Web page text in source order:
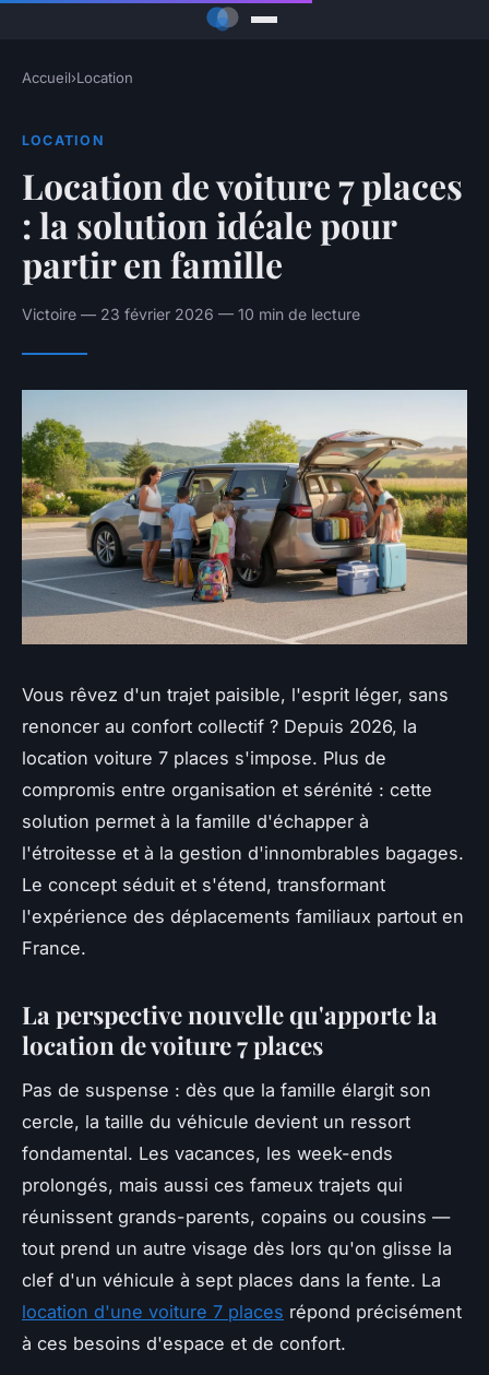
Accueil›Location
LOCATION
Location de voiture 7 places
: la solution idéale pour
partir en famille
Victoire — 23 février 2026 — 10 min de lecture
Vous rêvez d'un trajet paisible, l'esprit léger, sans
renoncer au confort collectif ? Depuis 2026, la
location voiture 7 places s'impose. Plus de
compromis entre organisation et sérénité : cette
solution permet à la famille d'échapper à
l'étroitesse et à la gestion d'innombrables bagages.
Le concept séduit et s'étend, transformant
l'expérience des déplacements familiaux partout en
France.
La perspective nouvelle qu'apporte la
location de voiture 7 places
Pas de suspense : dès que la famille élargit son
cercle, la taille du véhicule devient un ressort
fondamental. Les vacances, les week-ends
prolongés, mais aussi ces fameux trajets qui
réunissent grands-parents, copains ou cousins —
tout prend un autre visage dès lors qu'on glisse la
clef d'un véhicule à sept places dans la fente. La
location d'une voiture 7 places répond précisément
à ces besoins d'espace et de confort.